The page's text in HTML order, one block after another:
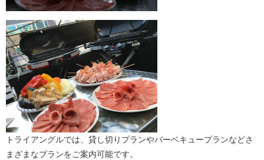
トライアングルでは、貸し切りプランやバーベキュープランなどさ
まざまなプランをご案内可能です。